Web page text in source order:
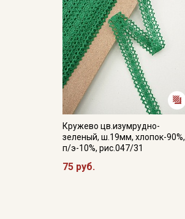
Кружево цв.изумрудно-
зеленый, ш.19мм, хлопок-90%,
п/э-10%, рис.047/31
75 руб.